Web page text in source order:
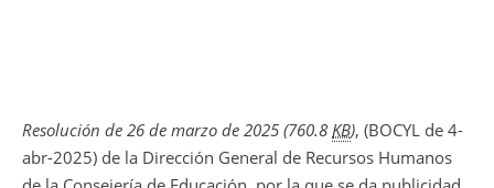
Resolución de 26 de marzo de 2025 (760.8 KB), (BOCYL de 4-
abr-2025) de la Dirección General de Recursos Humanos